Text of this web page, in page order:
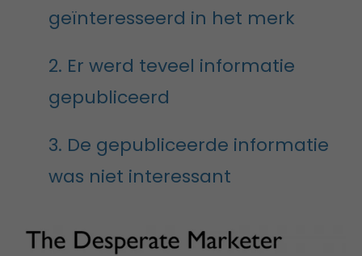
geïnteresseerd in het merk
2. Er werd teveel informatie
gepubliceerd
3. De gepubliceerde informatie
was niet interessant